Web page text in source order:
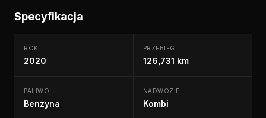
Specyfikacja
ROK
2020
PRZEBIEG
126,731 km
PALIWO
Benzyna
NADWOZIE
Kombi